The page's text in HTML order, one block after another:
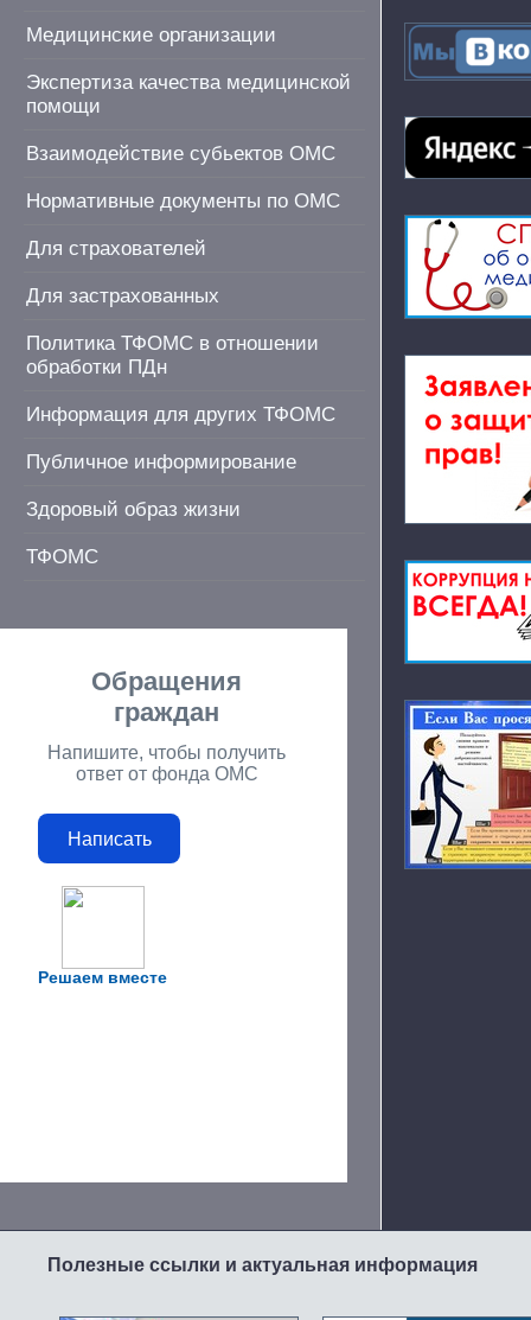
Медицинские организации
Экспертиза качества медицинской
помощи
Взаимодействие субьектов ОМС
Нормативные документы по ОМС
Для страхователей
Для застрахованных
Политика ТФОМС в отношении
обработки ПДн
Информация для других ТФОМС
Публичное информирование
Здоровый образ жизни
ТФОМС
Решаем вместе
Обращения
граждан
Напишите, чтобы получить
ответ от фонда ОМС
Написать
Полезные ссылки и актуальная информация